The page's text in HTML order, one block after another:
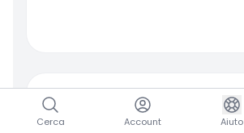
Cerca Account Aiuto